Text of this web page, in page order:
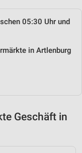
05:30 Uhr und
in Artlenburg
Geschäft in